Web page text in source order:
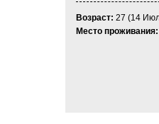
Возраст: 27 (14
Место проживания: